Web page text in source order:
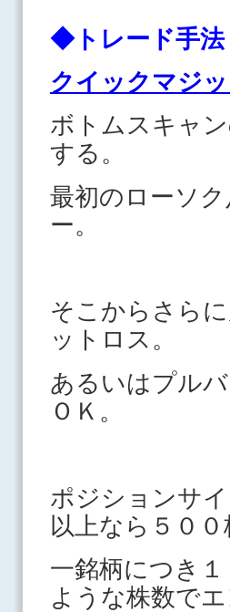
◆トレード手法
クイックマジ
ボトムスキャ
する。
最初のローソ
ー。
そこからさら
ットロス。
あるいはプル
ＯＫ。
ポジションサ
以上な
一銘柄につき
ような株数